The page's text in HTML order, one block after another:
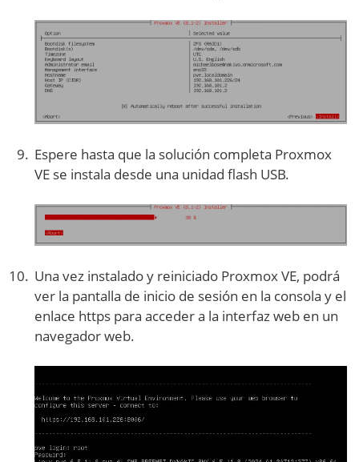
Espere hasta que la solución completa Proxmox
VE se instala desde una unidad flash USB.
Una vez instalado y reiniciado Proxmox VE, podrá
ver la pantalla de inicio de sesión en la consola y el
enlace https para acceder a la interfaz web en un
navegador web.